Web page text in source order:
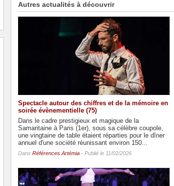
Autres actualités à découvrir
Spectacle autour des chiffres et de la mémoire en
soirée évènementielle (75)
Dans le cadre prestigieux et magique de la
Samaritaine à Paris (1er), sous sa célèbre coupole,
une vingtaine de table étaient réparties pour le dîner
annuel d'une société réunissant environ 150...
Dans Références Artémia - Publié le 11/02/2026